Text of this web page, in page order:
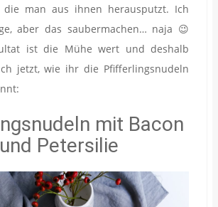
die man aus ihnen herausputzt. Ich
aber das saubermachen… naja 😉
ist die Mühe wert und deshalb
jetzt, wie ihr die Pfifferlingsnudeln
mit Bacon
und Petersilie